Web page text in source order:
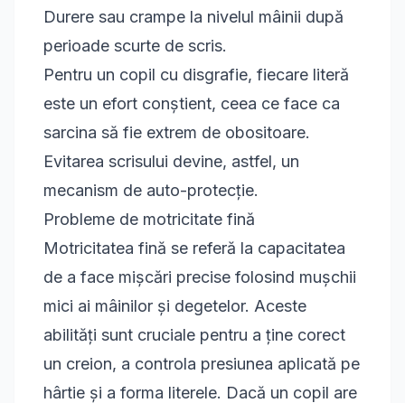
Durere sau crampe la nivelul mâinii după
perioade scurte de scris.
Pentru un copil cu disgrafie, fiecare literă
este un efort conștient, ceea ce face ca
sarcina să fie extrem de obositoare.
Evitarea scrisului devine, astfel, un
mecanism de auto-protecție.
Probleme de motricitate fină
Motricitatea fină se referă la capacitatea
de a face mișcări precise folosind mușchii
mici ai mâinilor și degetelor. Aceste
abilități sunt cruciale pentru a ține corect
un creion, a controla presiunea aplicată pe
hârtie și a forma literele. Dacă un copil are